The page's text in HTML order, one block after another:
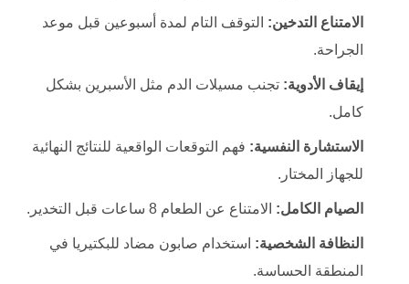
الامتناع التدخين: التوقف التام لمدة أسبوعين قبل موعد
الجراحة.
إيقاف الأدوية: تجنب مسيلات الدم مثل الأسبرين بشكل
كامل.
الاستشارة النفسية: فهم التوقعات الواقعية للنتائج النهائية
للجهاز المختار.
الصيام الكامل: الامتناع عن الطعام 8 ساعات قبل التخدير.
النظافة الشخصية: استخدام صابون مضاد للبكتيريا في
المنطقة الحساسة.